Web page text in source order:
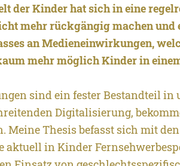
der Kinder hat sich in eine
mehr rückgängig machen und
an Medieneinwirkungen,
mehr möglich Kinder in
sind ein fester Bestandteil in
Digitalisierung,
Meine Thesis befasst sich mit
aktuell in Kinder